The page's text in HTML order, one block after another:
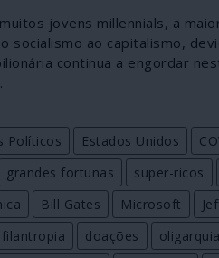
jovens millennials, a
socialismo ao capitalismo,
continua a engordar
Políticos Estados Unidos
grandes fortunas super-ricos
Bill Gates Microsoft
filantropia doações oligarquia